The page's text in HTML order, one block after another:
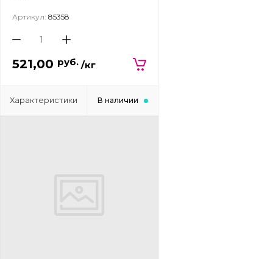
Артикул: 85358
521,00 руб. /кг
Характеристики В наличии